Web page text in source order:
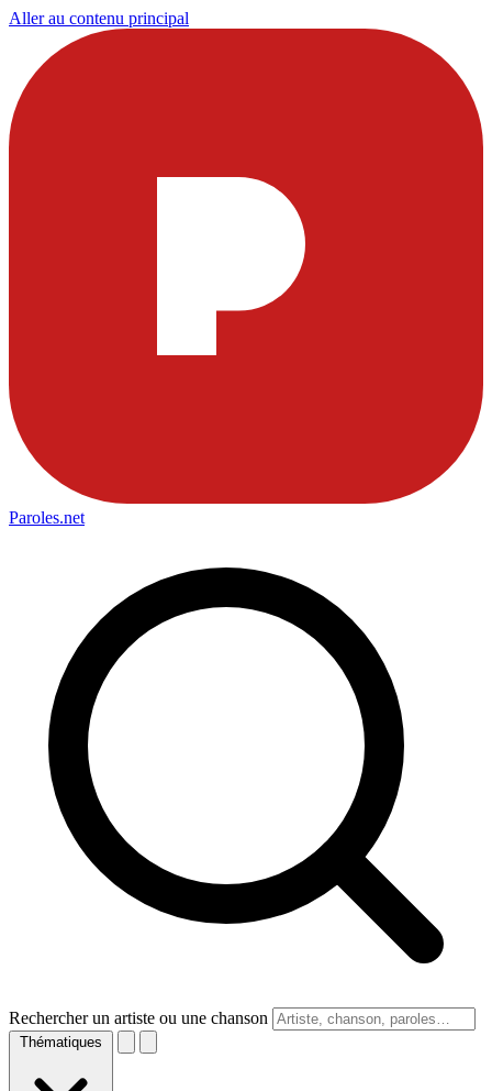
Aller au contenu principal
Paroles.net
Rechercher un artiste ou une chanson
Thématiques